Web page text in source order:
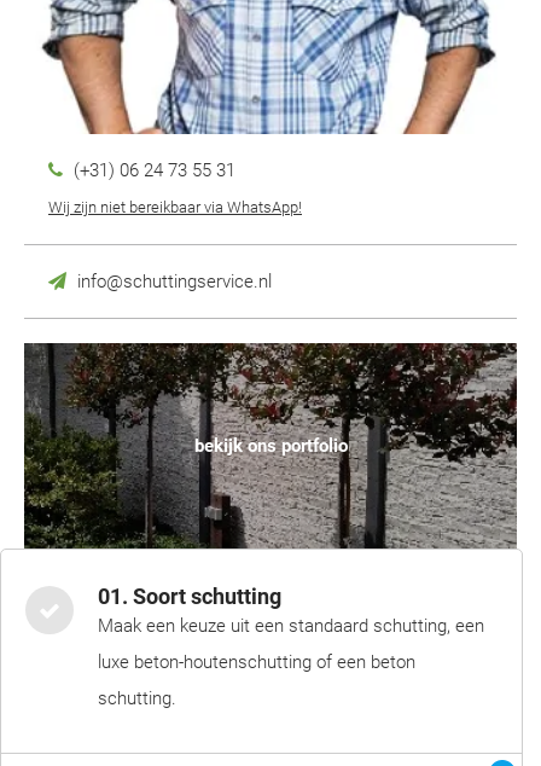
(+31) 06 24 73 55 31
Wij zijn niet bereikbaar via WhatsApp!
info@schuttingservice.nl
bekijk ons portfolio
01. Soort schutting
Maak een keuze uit een standaard schutting, een
luxe beton-houtenschutting of een beton
schutting.